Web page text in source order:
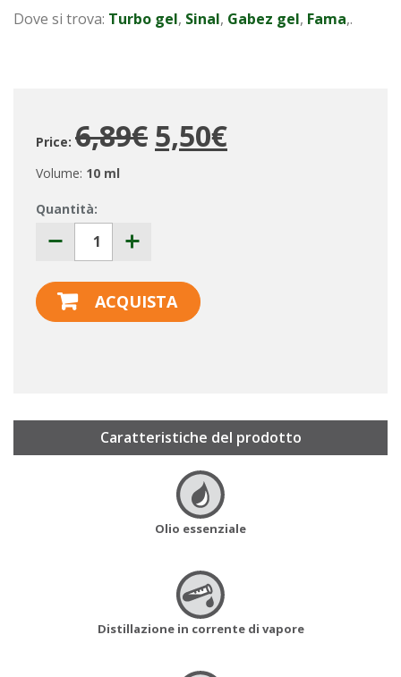
Dove si trova: Turbo gel, Sinal, Gabez gel, Fama,.
Price: 6,89€ 5,50€
Volume: 10 ml
Quantità:
ACQUISTA
Caratteristiche del prodotto
Olio essenziale
Distillazione in corrente di vapore